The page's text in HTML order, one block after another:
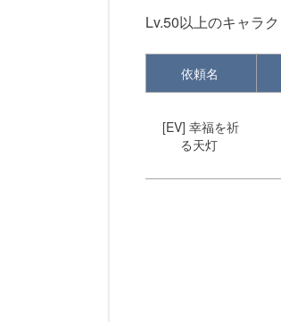
Lv.50以上のキャラ
依頼名
[EV] 幸福を祈
る天灯